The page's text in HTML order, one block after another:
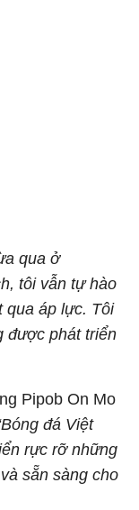
qua ở
tôi vẫn tự hào
qua áp lực. Tôi
được phát triển
Pipob On Mo
đá Việt
rực rỡ những
sẵn sàng cho